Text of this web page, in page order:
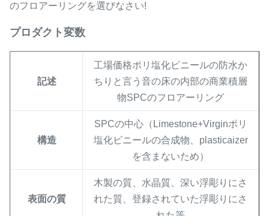
のフロアーリングを選びなさい!
プロダクト変数
記述
工場価格ポリ塩化ビニールの防水か
ちりと言う音の床の内部の商業積層
物SPCのフロアーリング
構造
SPCの中心（Limestone+Virginポリ
塩化ビニールの合成物、plasticaizer
を含まないため）
表面の質
木製の質、水晶質、深い浮彫りにさ
れた質、登録されていた浮彫りにさ